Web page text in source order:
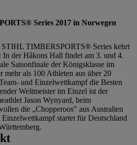
Series 2017 in Norwegen
STIHL TIMBERSPORTS® Series kehrt
der Håkons Hall findet am 3. und 4.
Saisonfinale der Königsklasse im
mehr als 100 Athleten aus über 20
und Einzelwettkampf die Besten
Weltmeister im Einzel ist der
Jason Wynyard, beim
die „Chopperoos" aus Australien
startet für Deutschland